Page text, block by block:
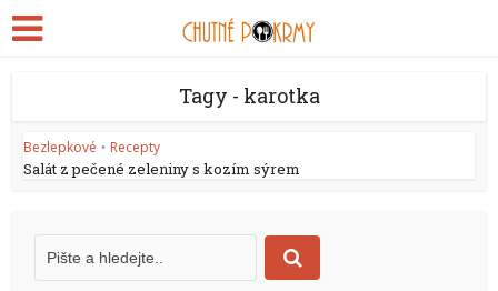
Tagy - karotka
Bezlepkové • Recepty
Salát z pečené zeleniny s kozím sýrem